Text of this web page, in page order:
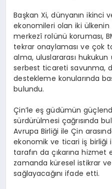
Başkan Xi, dünyanın ikinci
ekonomileri olan iki ülkenin
merkezî rolünü koruması,
tekrar onaylaması ve çok
alma, uluslararası
serbest ticareti savunma,
destekleme konularında
bulundu.
Çin’le eş güdümün
sürdürülmesi çağrısında
Avrupa Birliği ile Çin
ekonomik ve ticari iş birliği
tarafın da çıkarına hizmet
zamanda küresel istikrar
sağlayacağını ifade etti.